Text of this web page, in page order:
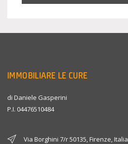
IMMOBILIARE LE CURE
di Daniele Gasperini
P.I. 04476510484
Via Borghini 7/r 50135, Firenze, Italia